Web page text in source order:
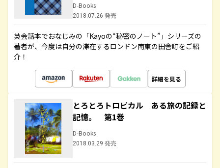
D-Books
2018.07.26 発売
英会話本でおなじみの「Kayoの“秘密のノート”」シリーズの
著者が、今度は自分の滞在するロンドン南東の田舎町をご紹
介！
詳細を見る
とろとろトロピカル ある旅の記録と
記憶。 第1巻
D-Books
2018.03.29 発売